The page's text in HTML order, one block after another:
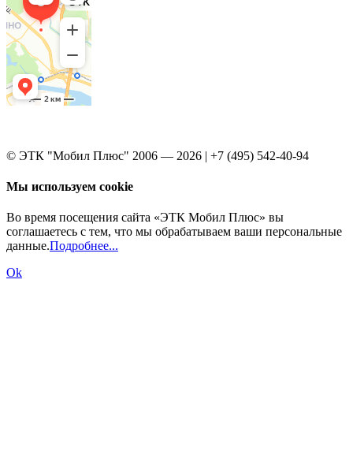
© ЭТК "Мобил Плюс" 2006 — 2026 | +7 (495) 542-40-94
Мы используем cookie
Во время посещения сайта «ЭТК Мобил Плюс» вы
соглашаетесь с тем, что мы обрабатываем ваши персональные
данные.Подробнее...
Ok